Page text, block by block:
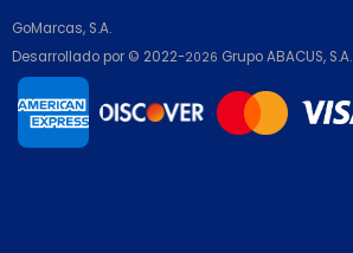
GoMarcas, S.A.
Desarrollado por © 2022-2026 Grupo ABACUS, S.A.